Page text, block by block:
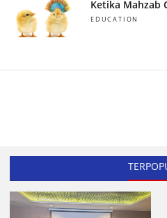
Ketika Mahzab
EDUCATION